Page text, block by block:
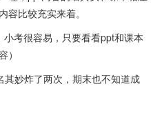
容比较充实来着。
考很容易，只要看看ppt和课本
）
妙炸了两次，期末也不知道成